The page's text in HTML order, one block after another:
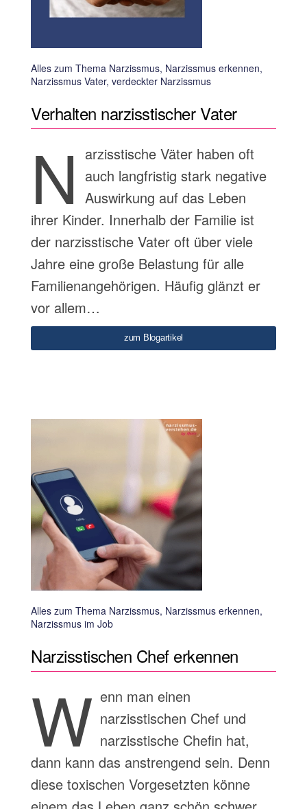
Alles zum Thema Narzissmus, Narzissmus erkennen,
Narzissmus Vater, verdeckter Narzissmus
Verhalten narzisstischer Vater
N
arzisstische Väter haben oft
auch langfristig stark negative
Auswirkung auf das Leben
ihrer Kinder. Innerhalb der Familie ist
der narzisstische Vater oft über viele
Jahre eine große Belastung für alle
Familienangehörigen. Häufig glänzt er
vor allem…
zum Blogartikel
Alles zum Thema Narzissmus, Narzissmus erkennen,
Narzissmus im Job
Narzisstischen Chef erkennen
W enn man einen
narzisstischen Chef und
narzisstische Chefin hat,
dann kann das anstrengend sein. Denn
diese toxischen Vorgesetzten könne